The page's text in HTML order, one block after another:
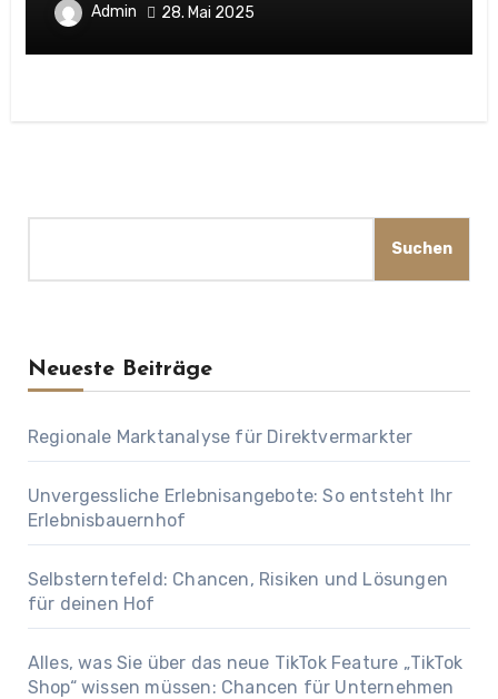
Admin 28. Mai 2025
Suchen
Neueste Beiträge
Regionale Marktanalyse für Direktvermarkter
Unvergessliche Erlebnisangebote: So entsteht Ihr
Erlebnisbauernhof
Selbsterntefeld: Chancen, Risiken und Lösungen
für deinen Hof
Alles, was Sie über das neue TikTok Feature „TikTok
Shop“ wissen müssen: Chancen für Unternehmen